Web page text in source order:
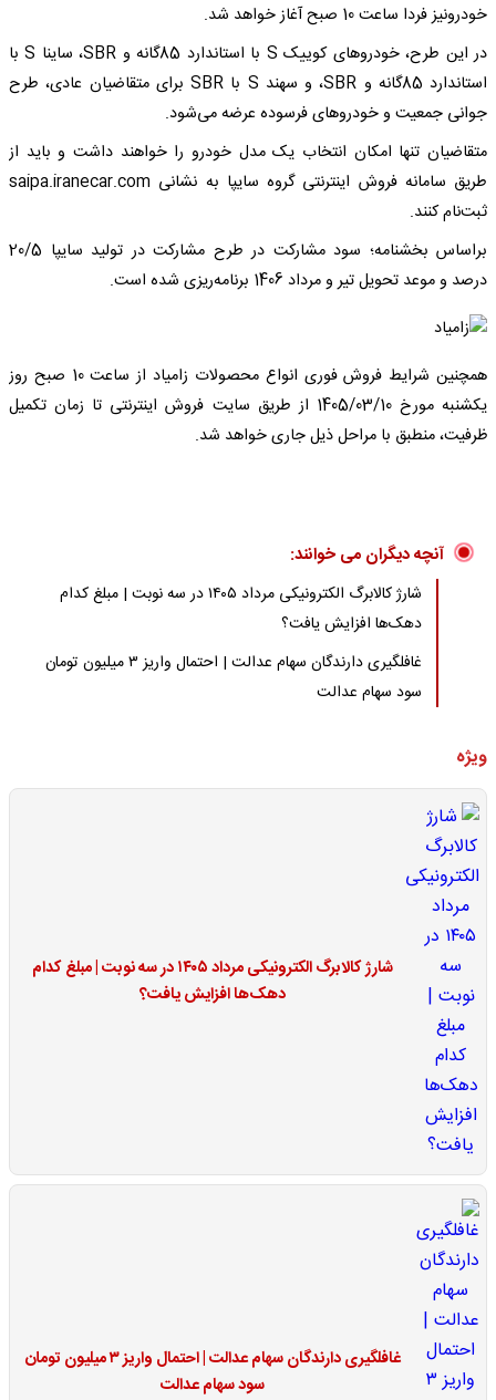
خودرونیز فردا ساعت 10 صبح آغاز خواهد شد.
در این طرح، خودرو‌های کوییک S با استاندارد 85گانه و SBR، ساینا S با
استاندارد 85گانه و SBR، و سهند S با SBR برای متقاضیان عادی، طرح
جوانی جمعیت و خودرو‌های فرسوده عرضه می‌شود.
متقاضیان تنها امکان انتخاب یک مدل خودرو را خواهند داشت و باید از
طریق سامانه فروش اینترنتی گروه سایپا به نشانی saipa.iranecar.com
ثبت‌نام کنند.
براساس بخشنامه؛ سود مشارکت در طرح مشارکت در تولید سایپا 20/5
درصد و موعد تحویل تیر و مرداد 1406 برنامه‌ریزی شده است.
همچنین شرایط فروش فوری انواع محصولات زامیاد از ساعت 10 صبح روز
یکشنبه مورخ 1405/03/10 از طریق سایت فروش اینترنتی تا زمان تکمیل
ظرفیت، منطبق با مراحل ذیل جاری خواهد شد.
آنچه دیگران می خوانند:
شارژ کالابرگ الکترونیکی مرداد ۱۴۰۵ در سه نوبت | مبلغ کدام
دهک‌ها افزایش یافت؟
غافلگیری دارندگان سهام عدالت | احتمال واریز ۳ میلیون تومان
سود سهام عدالت
ویژه
شارژ کالابرگ الکترونیکی مرداد ۱۴۰۵ در سه نوبت | مبلغ کدام
دهک‌ها افزایش یافت؟
غافلگیری دارندگان سهام عدالت | احتمال واریز ۳ میلیون تومان
سود سهام عدالت